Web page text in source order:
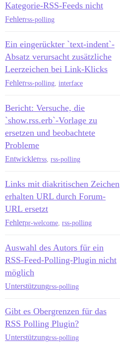
Kategorie-RSS-Feeds nicht
Fehlerrss-polling
Ein eingerückter `text-indent`-
Absatz verursacht zusätzliche
Leerzeichen bei Link-Klicks
Fehlerrss-polling interface
Bericht: Versuche, die
`show.rss.erb`-Vorlage zu
ersetzen und beobachtete
Probleme
Entwicklerrss rss-polling
Links mit diakritischen Zeichen
erhalten URL durch Forum-
URL ersetzt
Fehlerpr-welcome rss-polling
Auswahl des Autors für ein
RSS-Feed-Polling-Plugin nicht
möglich
Unterstützungrss-polling
Gibt es Obergrenzen für das
RSS Polling Plugin?
Unterstützungrss-polling